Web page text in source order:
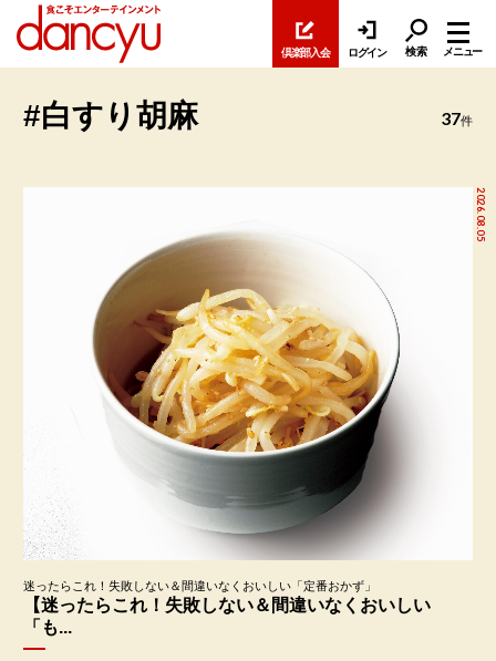
倶楽部入会 ログイン 検索 メニュー
#白すり胡麻 37件
2026.08.05
迷ったらこれ！失敗しない＆間違いなくおいしい「定番おかず」
【迷ったらこれ！失敗しない＆間違いなくおいしい
「も...